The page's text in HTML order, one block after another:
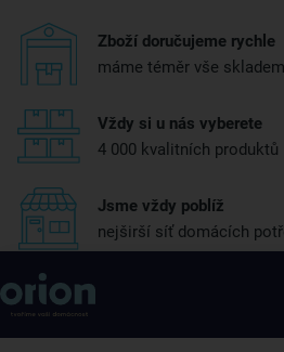
Zboží doručujeme rychle
máme téměr vše skladem
Vždy si u nás vyberete
4 000 kvalitních produktů
Jsme vždy poblíž
nejširší síť domácích
Získejte rady, recepty a tipy
ostatní
Přihlaste se k odběru našeho newsletteru.